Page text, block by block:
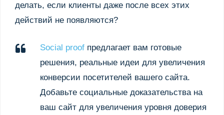
делать, если клиенты даже после всех этих
действий не появляются?
Social proof предлагает вам готовые
решения, реальные идеи для увеличения
конверсии посетителей вашего сайта.
Добавьте социальные доказательства на
ваш сайт для увеличения уровня доверия